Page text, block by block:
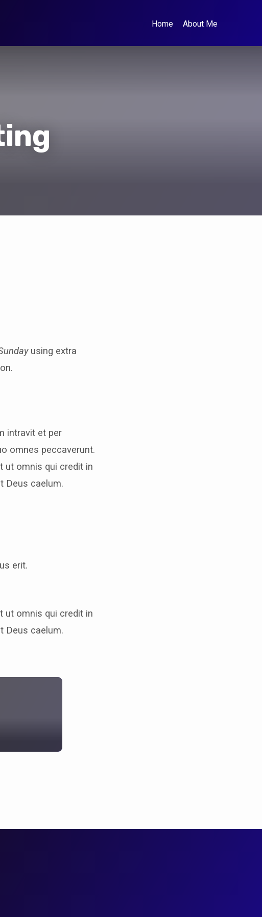
Home About Me
using extra
intravit et per
omnes peccaverunt.
ut omnis qui credit in
Deus caelum.
erit.
ut omnis qui credit in
Deus caelum.